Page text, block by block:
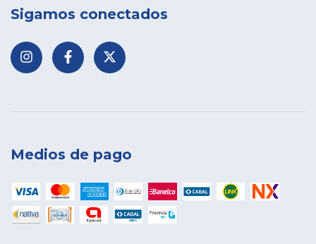
Sigamos conectados
Medios de pago